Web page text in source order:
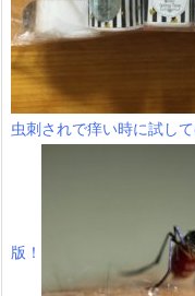
虫刺されで痒い時に試し
版！